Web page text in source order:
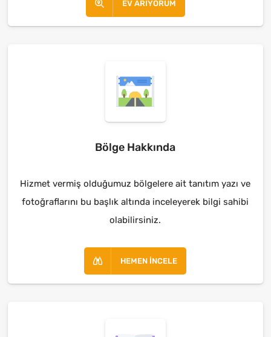
EV ARIYORUM
Bölge Hakkında
Hizmet vermiş olduğumuz bölgelere ait tanıtım yazı ve
fotoğraflarını bu başlık altında inceleyerek bilgi sahibi
olabilirsiniz.
HEMEN İNCELE